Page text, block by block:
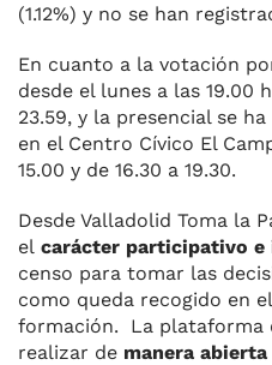
(1.12%) y no se han
En cuanto a la votación
desde el lunes a las 19.00
23.59, y la presencial se
en el Centro Cívico El
15.00 y de 16.30 a 19.30.
Desde Valladolid Toma la
el carácter participativo e
censo para tomar las
como queda recogido en
formación. La plataforma
realizar de manera